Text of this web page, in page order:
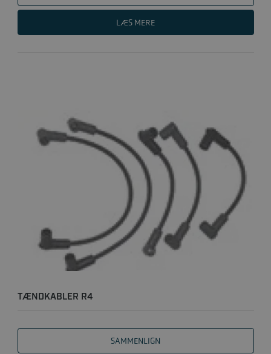
LÆS MERE
TÆNDKABLER R4
SAMMENLIGN